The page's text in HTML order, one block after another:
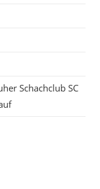
Schachclub SC